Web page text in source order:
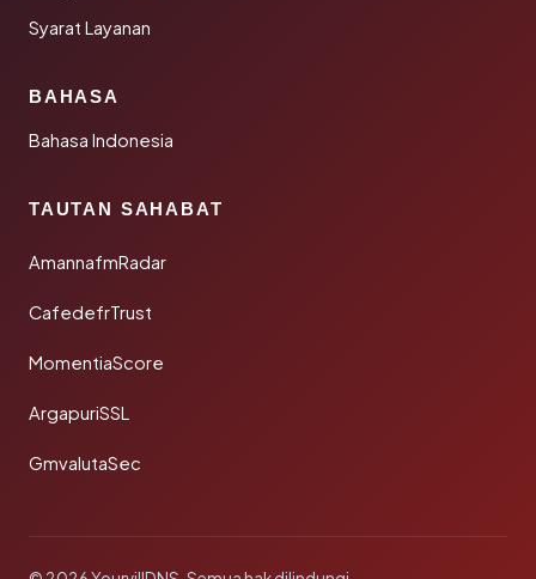
Syarat Layanan
BAHASA
Bahasa Indonesia
TAUTAN SAHABAT
AmannafmRadar
CafedefrTrust
MomentiaScore
ArgapuriSSL
GmvalutaSec